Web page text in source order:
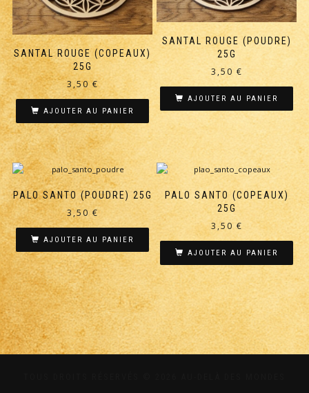
SANTAL ROUGE (COPEAUX)
25G
3,50€
AJOUTER AU PANIER
SANTAL ROUGE (POUDRE)
25G
3,50 €
AJOUTER AU PANIER
PALO SANTO (POUDRE) 25G
3,50 €
AJOUTER AU PANIER
PALO SANTO (COPEAUX)
25G
3,50 €
AJOUTER AU PANIER